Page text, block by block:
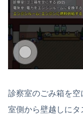
診察室のごみ箱を
室側から壁越しにタ